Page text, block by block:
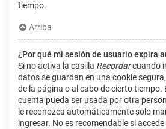
tiempo.
Arriba
¿Por qué mi sesión de usuario expira
Si no activa la casilla Recordarcuando
datos se guardan en una cookie
de la página o al cabo de cierto tiempo.
cuenta pueda ser usada por otra
le reconozca automáticamente solo
ingresar. No es recomendable si